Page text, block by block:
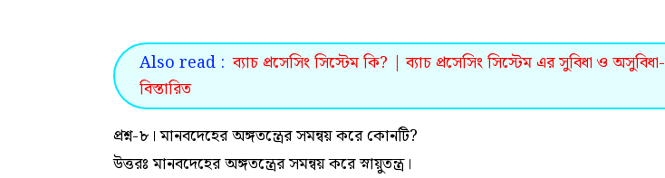
Also read : ব্যাচ প্রসেসিং সিস্টেম কি? | ব্যাচ প্রসেসিং সিস্টেম এর সুবিধা ও অসুবিধা-
বিস্তারিত
প্রশ্ন-৮। মানবদেহের অঙ্গতন্ত্রের সমন্বয় করে কোনটি?
উত্তরঃ মানবদেহের অঙ্গতন্ত্রের সমন্বয় করে স্নায়ুতন্ত্র।